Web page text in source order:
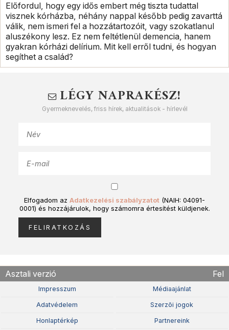
Előfordul, hogy egy idős embert még tiszta tudattal
visznek kórházba, néhány nappal később pedig zavarttá
válik, nem ismeri fel a hozzátartozóit, vagy szokatlanul
aluszékony lesz. Ez nem feltétlenül demencia, hanem
gyakran kórházi delírium. Mit kell erről tudni, és hogyan
segíthet a család?
LÉGY NAPRAKÉSZ!
Gyermeknevelés, friss hírek, aktualitások - hírlevél
Elfogadom az Adatkezelési szabályzatot (NAIH: 04091-
0001) és hozzájárulok, hogy számomra értesítést küldjenek.
Asztali verzió Fel
Impresszum Médiaajánlat
Adatvédelem Szerzõi jogok
Honlaptérkép Partnereink